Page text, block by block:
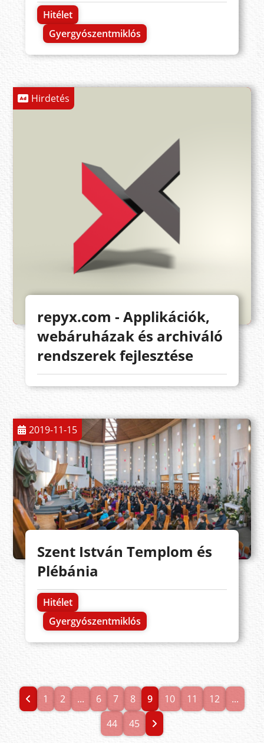
Hitélet
Gyergyószentmiklós
Hirdetés
repyx.com - Applikációk,
webáruházak és archiváló
rendszerek fejlesztése
2019-11-15
Szent István Templom és
Plébánia
Hitélet
Gyergyószentmiklós
1 2 ... 6 7 8 9 10 11 12
...
44
45